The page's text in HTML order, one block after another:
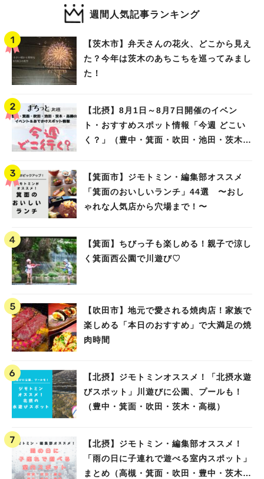
週間人気記事ランキング
【茨木市】弁天さんの花火、どこから見え
た？今年は茨木のあちこちを巡ってみまし
た！
【北摂】8月1日～8月7日開催のイベン
ト・おすすめスポット情報「今週 どこい
く？」（豊中・箕面・吹田・池田・茨木・
【箕面市】ジモトミン・編集部オススメ
「箕面のおいしいランチ」44選 〜おし
ゃれな人気店から穴場まで！〜
【箕面】ちびっ子も楽しめる！親子で涼し
く箕面西公園で川遊び♡
【吹田市】地元で愛される焼肉店！家族で
楽しめる「本日のおすすめ」で大満足の焼
肉時間
【北摂】ジモトミンオススメ！「北摂水遊
びスポット」川遊びに公園、プールも！
（豊中・箕面・吹田・茨木・高槻）
【北摂】ジモトミン・編集部オススメ！
「雨の日に子連れで遊べる室内スポット」
まとめ（高槻・箕面・吹田・豊中・茨木・